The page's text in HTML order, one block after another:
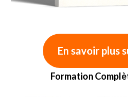
En savoir plus
Formation